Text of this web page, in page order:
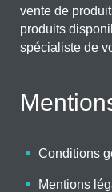
vente de
produits
spécialiste de
Conditions
Mentions